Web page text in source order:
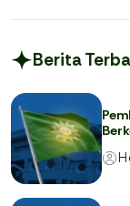
Berita